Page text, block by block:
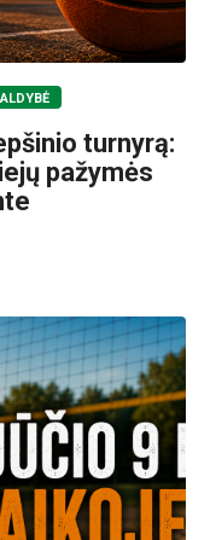
turnyrą:
pažymės